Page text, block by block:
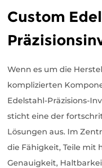
Custom
Wenn es um die
komplizierten
Edelstahl-Präzisions-
sticht eine der
Lösungen aus. Im
die Fähigkeit, Teile mit
Genauigkeit,